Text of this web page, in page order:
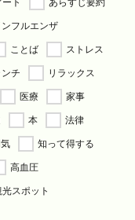
ンフルエンザ
ことば
ストレス
ンチ
リラックス
医療
家事
本
法律
知って得する
高血圧
スポット